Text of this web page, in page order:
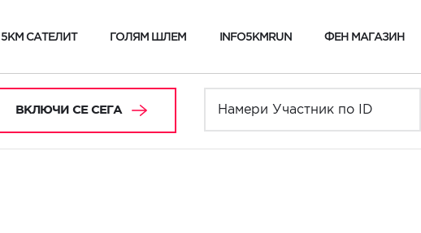
5KM САТЕЛИТ ГОЛЯМ ШЛЕМ INFO5KMRUN ФЕН МАГАЗИН
ВКЛЮЧИ СЕ СЕГА